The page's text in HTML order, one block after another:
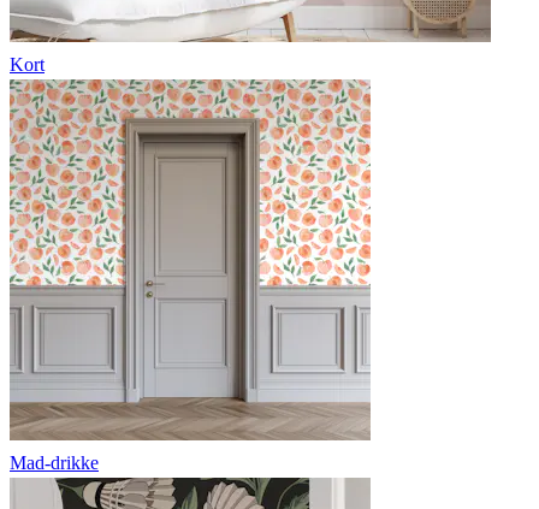
Kort
Mad-drikke